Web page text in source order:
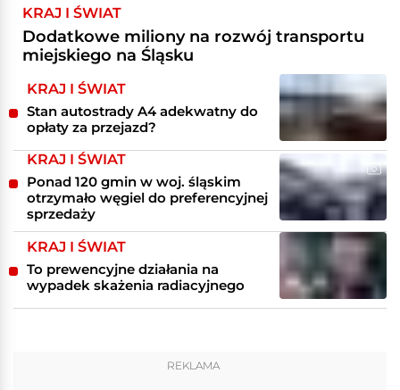
KRAJ I ŚWIAT
Dodatkowe miliony na rozwój transportu
miejskiego na Śląsku
KRAJ I ŚWIAT
Stan autostrady A4 adekwatny do
opłaty za przejazd?
KRAJ I ŚWIAT
Ponad 120 gmin w woj. śląskim
otrzymało węgiel do preferencyjnej
sprzedaży
KRAJ I ŚWIAT
To prewencyjne działania na
wypadek skażenia radiacyjnego
REKLAMA